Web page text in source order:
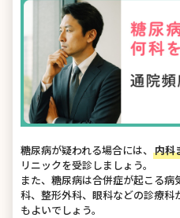
糖尿病が疑われる場合には、 内科
リニックを受診しましょう。
また、糖尿病は合併症が起こる
科、整形外科、眼科などの診療
もよいでしょう。